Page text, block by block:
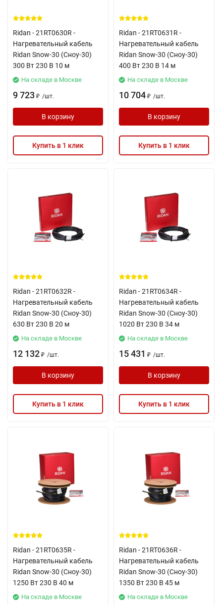
Ridan - 21RT0630R -
Нагревательный кабель
Ridan Snow-30 (Сноу-30)
300 Вт 230 В 10 м
На складе в Москве
9 723 ₽ /шт.
В корзину
Купить в 1 клик
Ridan - 21RT0631R -
Нагревательный кабель
Ridan Snow-30 (Сноу-30)
400 Вт 230 В 14 м
На складе в Москве
10 704 ₽ /шт.
В корзину
Купить в 1 клик
Ridan - 21RT0632R -
Нагревательный кабель
Ridan Snow-30 (Сноу-30)
630 Вт 230 В 20 м
На складе в Москве
12 132 ₽ /шт.
В корзину
Купить в 1 клик
Ridan - 21RT0634R -
Нагревательный кабель
Ridan Snow-30 (Сноу-30)
1020 Вт 230 В 34 м
На складе в Москве
15 431 ₽ /шт.
В корзину
Купить в 1 клик
Ridan - 21RT0635R -
Нагревательный кабель
Ridan Snow-30 (Сноу-30)
1250 Вт 230 В 40 м
На складе в Москве
Ridan - 21RT0636R -
Нагревательный кабель
Ridan Snow-30 (Сноу-30)
1350 Вт 230 В 45 м
На складе в Москве